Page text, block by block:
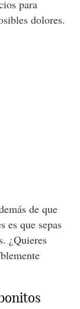
para
dolores.
de que
es que sepas
¿Quieres